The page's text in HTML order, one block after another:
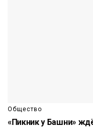
Общество
«Пикник у Башни»